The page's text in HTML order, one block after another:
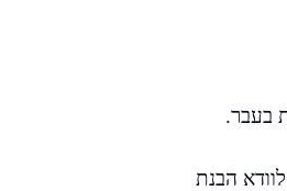
בעבר.
הבנת